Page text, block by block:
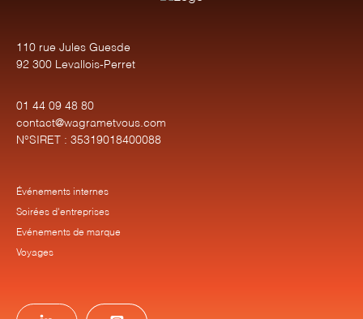
110 rue Jules Guesde
92 300 Levallois-Perret
01 44 09 48 80
contact@wagrametvous.com
N°SIRET : 35319018400088
Événements internes
Soirées d'entreprises
Evénements de marque
Voyages